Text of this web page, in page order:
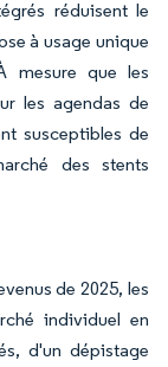
réduisent le
à usage unique
mesure que les
les agendas de
susceptibles de
des stents
de 2025, les
individuel en
d'un dépistage